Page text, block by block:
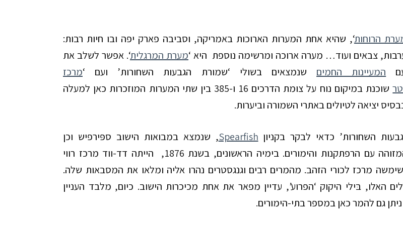
הרוחות‘, שהיא אחת המערות הארוכות באמריקה, וסביבה פארק יפה ובו חיות רבות:
צבאים ועוד… מערה ארוכה ומרשימה נוספת היא ‘מערת המרגלית‘. אפשר לשלב את
המעיינות החמים שנמצאים בשולי ‘שמורת הגבעות השחורות’ ועם ‘מרכז
שוכנת במיקום נוח על צומת הדרכים 16 ו-385 בין שתי המערות המוזכרות כאן למעלה
יציאה לטיולים באתרי השמורה וביערות.
השחורות’ כדאי לבקר בקניון Spearfish, שנמצא במבואות הישוב ספּירפיש וכן
עם הרפתקנות והימורים. בימיה הראשונים, בשנת 1876, הייתה דד-ווד מרכז רווי
מרכז לכורי הזהב. מהמרים רבים וגנגסטרים נהרו אליה ומלאו את המסבאות שלה.
האלו, בּילי היקוק ‘הפרוע’, עדיין מפאר את אחת מכיכרות הישוב. כיום, מלבד העניין
גם להמר כאן במספר בתי-הימורים.